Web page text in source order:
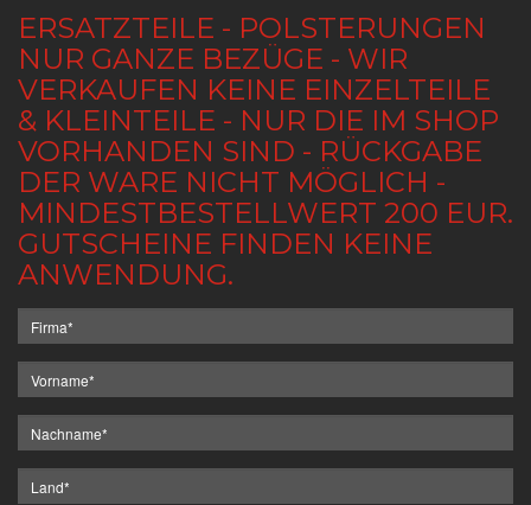
ERSATZTEILE - POLSTERUNGEN
NUR GANZE BEZÜGE - WIR
VERKAUFEN KEINE EINZELTEILE
& KLEINTEILE - NUR DIE IM SHOP
VORHANDEN SIND - RÜCKGABE
DER WARE NICHT MÖGLICH -
MINDESTBESTELLWERT 200 EUR.
GUTSCHEINE FINDEN KEINE
ANWENDUNG.